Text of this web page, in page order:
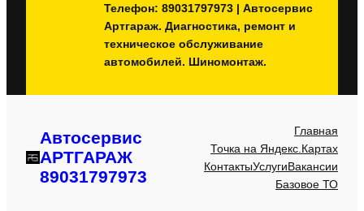
Телефон: 89031797973 | Автосервис
Артгараж. Диагностика, ремонт и
техническое обслуживание
автомобилей. Шиномонтаж.
Автосервис
АРТГАРАЖ
89031797973
Главная
Точка на Яндекс.Картах
КонтактыУслугиВакансии
Базовое ТО